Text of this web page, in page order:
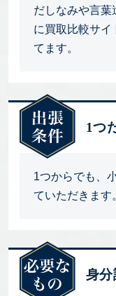
だしなみや言葉
に買取比較サイ
てます。
1つ
1つからでも、
ていただきます
身分